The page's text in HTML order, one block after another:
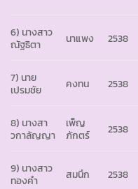
6) นางสาว
ณัฐธิตา
นาแพง 2538
7) นาย
เปรมชัย
คงทน 2538
8) นางสา
วกาลัญญา
เพ็ญ
ภักตร์
2538
9) นางสาว
ทองคำ
สมนึก 2538